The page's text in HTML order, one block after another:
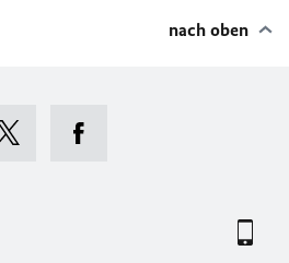
nach oben